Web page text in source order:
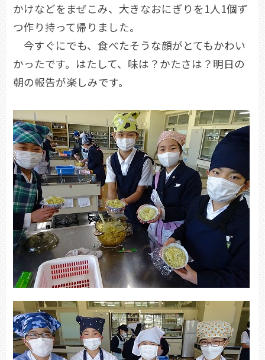
かけなどをまぜこみ、大きなおにぎりを1人1個ず
つ作り持って帰りました。
今すぐにでも、食べたそうな顔がとてもかわい
かったです。はたして、味は？かたさは？明日の
朝の報告が楽しみです。